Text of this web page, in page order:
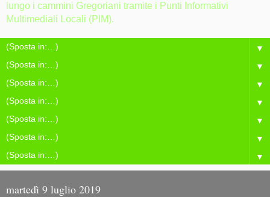
lungo i cammini Gregoriani tramite i Punti Informativi
Multimediali Locali (PIM).
▼
▼
▼
▼
▼
▼
▼
martedì 9 luglio 2019